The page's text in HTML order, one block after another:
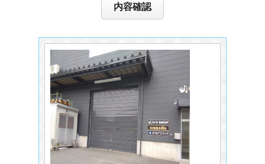
内容確認